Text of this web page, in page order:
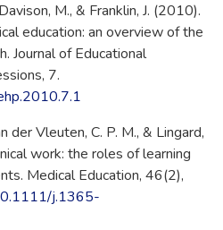
M., & Franklin, J. (2010).
education: an overview of the
Journal of Educational
7.
der Vleuten, C. P. M., & Lingard,
work: the roles of learning
Medical Education, 46(2),
j.1365-